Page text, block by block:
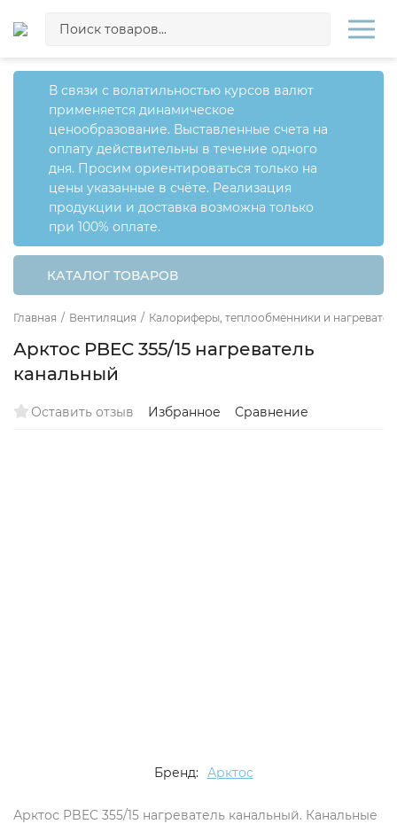
В связи с волатильностью курсов валют
применяется динамическое
ценообразование. Выставленные счета на
оплату действительны в течение одного
дня. Просим ориентироваться только на
цены указанные в счёте. Реализация
продукции и доставка возможна только
при 100% оплате.
КАТАЛОГ ТОВАРОВ
Главная / Вентиляция / Калориферы, теплообменники и
Арктос PBEC 355/15 нагреватель
канальный
Оставить отзыв Избранное Сравнение
Бренд: Арктос
Арктос PBEC 355/15 нагреватель канальный. Канальные